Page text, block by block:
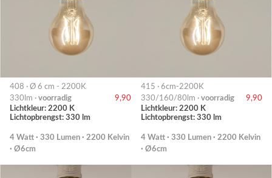
408 · Ø 6 cm - 2200K
330lm · voorradig
9,90
Lichtkleur: 2200 K
Lichtopbrengst: 330 lm
4 Watt · 330 Lumen · 2200 Kelvin
· Ø6cm
415 · 6cm-2200K
330/160/80lm · voorradig
9,90
Lichtkleur: 2200 K
Lichtopbrengst: 330 lm
4 Watt · 330 Lumen · 2200 Kelvin
· Ø6cm